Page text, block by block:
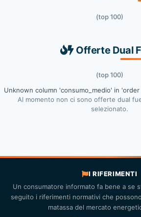
(top 100)
Offerte Dual
(top 100)
Unknown column 'consumo_medio' in 'order
Al momento non ci sono offerte dual
selezionato.
I RIFERIMENTI
Un consumatore informato fa bene a se
seguito i riferimenti normativi che
matassa del mercato